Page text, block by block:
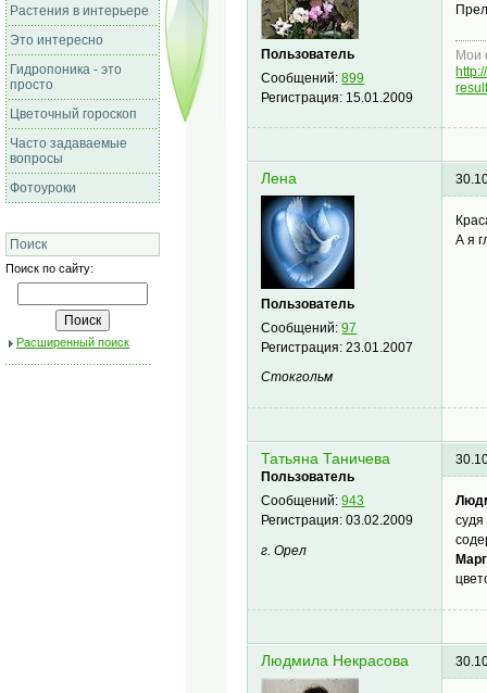
Растения в интерьере
Это интересно
Гидропоника - это
просто
Цветочный гороскоп
Часто задаваемые
вопросы
Фотоуроки
Поиск
Поиск по сайту:
Расширенный поиск
Пользователь
Сообщений:899
Регистрация: 15.01.2009
Мои
Лена
Пользователь
Сообщений:97
Регистрация:23.01.2007
Стокгольм
А я
Татьяна Таничева
Пользователь
Сообщений:943
Регистрация:03.02.2009
г. Орел
Людмила Некрасова